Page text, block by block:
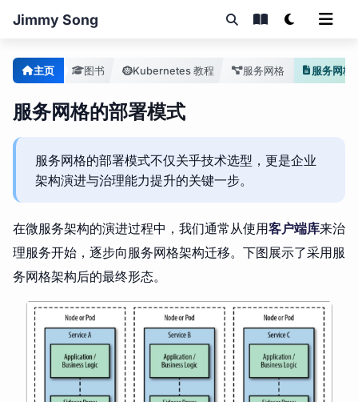
Jimmy Song
主页 图书 Kubernetes 教程 服务网格 服务网格
服务网格的部署模式
服务网格的部署模式不仅关乎技术选型，更是企业
架构演进与治理能力提升的关键一步。
在微服务架构的演进过程中，我们通常从使用客户端库来治
理服务开始，逐步向服务网格架构迁移。下图展示了采用服
务网格架构后的最终形态。